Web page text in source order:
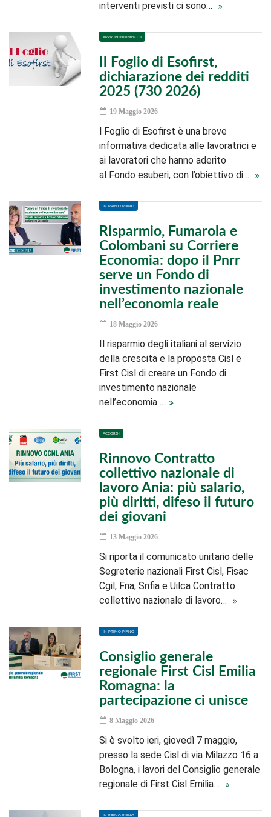
interventi previsti ci sono…
APPROFONDIMENTO
Il Foglio di Esofirst,
dichiarazione dei redditi
2025 (730 2026)
19 Maggio 2026
l Foglio di Esofirst è una breve
informativa dedicata alle lavoratrici e
ai lavoratori che hanno aderito
al Fondo esuberi, con l’obiettivo di…
IN PRIMO PIANO
Risparmio, Fumarola e
Colombani su Corriere
Economia: dopo il Pnrr
serve un Fondo di
investimento nazionale
nell’economia reale
18 Maggio 2026
Il risparmio degli italiani al servizio
della crescita e la proposta Cisl e
First Cisl di creare un Fondo di
investimento nazionale
nell’economia…
ACCORDI
Rinnovo Contratto
collettivo nazionale di
lavoro Ania: più salario,
più diritti, difeso il futuro
dei giovani
13 Maggio 2026
Si riporta il comunicato unitario delle
Segreterie nazionali First Cisl, Fisac
Cgil, Fna, Snfia e Uilca Contratto
collettivo nazionale di lavoro…
IN PRIMO PIANO
Consiglio generale
regionale First Cisl Emilia
Romagna: la
partecipazione ci unisce
8 Maggio 2026
Si è svolto ieri, giovedì 7 maggio,
presso la sede Cisl di via Milazzo 16 a
Bologna, i lavori del Consiglio generale
regionale di First Cisl Emilia…
IN PRIMO PIANO